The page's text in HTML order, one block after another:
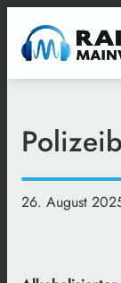
26. August